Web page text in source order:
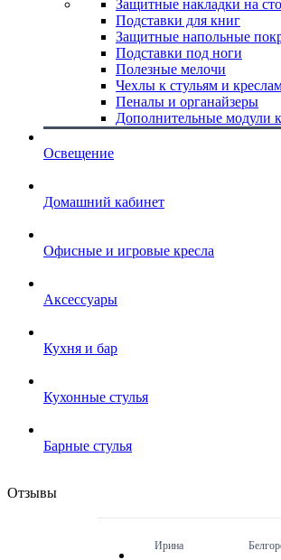
Защитные накладки на
Подставки для книг
Защитные напольные
Подставки под ноги
Полезные мелочи
Чехлы к стульям и
Пеналы и органайзеры
Дополнительные модули
Освещение
Домашний кабинет
Офисные и игровые кресла
Аксессуары
Кухня и бар
Кухонные стулья
Барные стулья
Отзывы
Ирина